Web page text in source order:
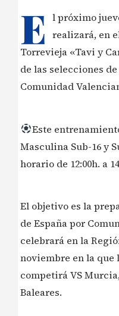
E l próximo
realizará, en
Torrevieja «Tavi y
de las selecciones
Comunidad
Este
Masculina Sub-16 y
horario de 12:00h. a
El objetivo es la
de España por
celebrará en la
noviembre en la que
competirá VS
Baleares.